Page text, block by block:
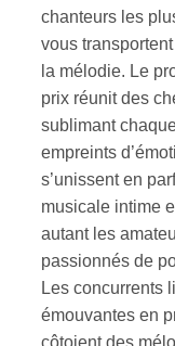
chanteurs les
vous
la mélodie. Le
prix réunit des
sublimant
empreints
s’unissent en
musicale intime
autant les
passionnés de
Les concurrents
émouvantes en
côtoient des